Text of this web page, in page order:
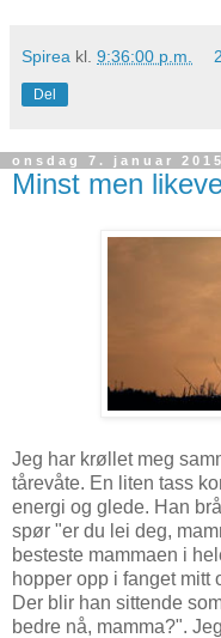
Spirea kl. 9:36:00 p.m.
Del
onsdag 7. januar 2015
Minst men
Jeg har krøllet meg
tårevåte. En liten tass
energi og glede. Han
spør "er du lei deg,
besteste mammaen i
hopper opp i fanget mitt
Der blir han sittende
bedre nå, mamma?".